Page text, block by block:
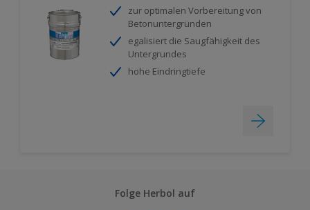
zur optimalen Vorbereitung von
Betonuntergründen
egalisiert die Saugfähigkeit des
Untergrundes
hohe Eindringtiefe
Folge Herbol auf